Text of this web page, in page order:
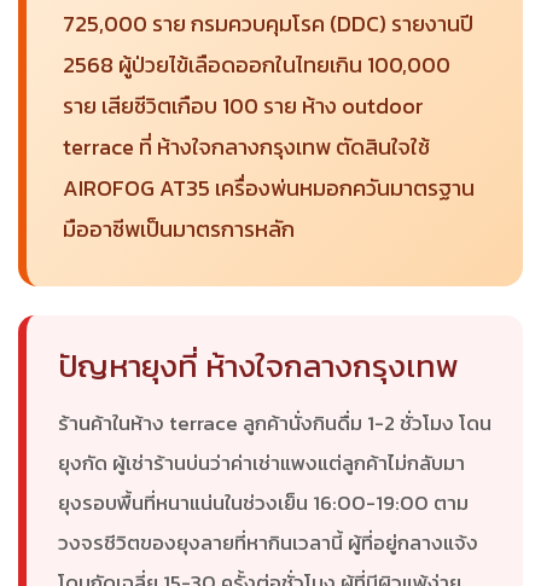
725,000 ราย กรมควบคุมโรค (DDC) รายงานปี
2568 ผู้ป่วยไข้เลือดออกในไทยเกิน 100,000
ราย เสียชีวิตเกือบ 100 ราย ห้าง outdoor
terrace ที่ ห้างใจกลางกรุงเทพ ตัดสินใจใช้
AIROFOG AT35 เครื่องพ่นหมอกควันมาตรฐาน
มืออาชีพเป็นมาตรการหลัก
ปัญหายุงที่ ห้างใจกลางกรุงเทพ
ร้านค้าในห้าง terrace ลูกค้านั่งกินดื่ม 1-2 ชั่วโมง โดน
ยุงกัด ผู้เช่าร้านบ่นว่าค่าเช่าแพงแต่ลูกค้าไม่กลับมา
ยุงรอบพื้นที่หนาแน่นในช่วงเย็น 16:00-19:00 ตาม
วงจรชีวิตของยุงลายที่หากินเวลานี้ ผู้ที่อยู่กลางแจ้ง